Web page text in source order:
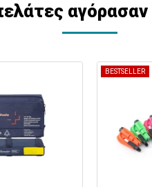
αγόρασαν
BESTSELLER